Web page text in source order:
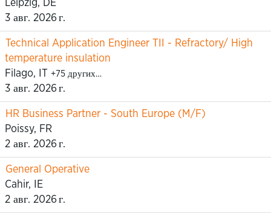
Leipzig, DE
3 авг. 2026 г.
Technical Application Engineer TII - Refractory/ High
temperature insulation
Filago, IT +75 других…
3 авг. 2026 г.
HR Business Partner - South Europe (M/F)
Poissy, FR
2 авг. 2026 г.
General Operative
Cahir, IE
2 авг. 2026 г.